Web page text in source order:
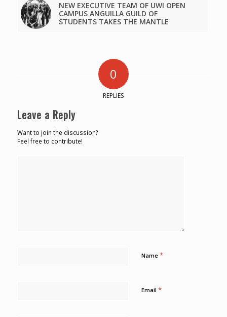
NEW EXECUTIVE TEAM OF UWI OPEN
CAMPUS ANGUILLA GUILD OF
STUDENTS TAKES THE MANTLE
0
REPLIES
Leave a Reply
Want to join the discussion?
Feel free to contribute!
Name *
Email *